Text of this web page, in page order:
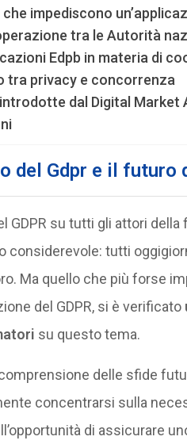
impediscono
tra le Autorità
Edpb in materia di
tra privacy e concorrenza
dal Digital Market
del Gdpr e il futuro
GDPR su tutti gli attori
considerevole: tutti
Ma quello che più forse
del GDPR, si è verificato
su questo tema.
delle sfide
concentrarsi sulla
di assicurare